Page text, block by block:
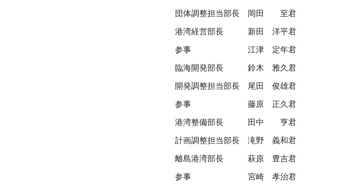
団体調整担当部長 岡田 至君
港湾経営部長 新田 洋平君
参事 江津 定年君
臨海開発部長 鈴木 雅久君
開発調整担当部長 尾田 俊雄君
参事 藤原 正久君
港湾整備部長 田中 亨君
計画調整担当部長 滝野 義和君
離島港湾部長 萩原 豊吉君
参事 宮崎 孝治君